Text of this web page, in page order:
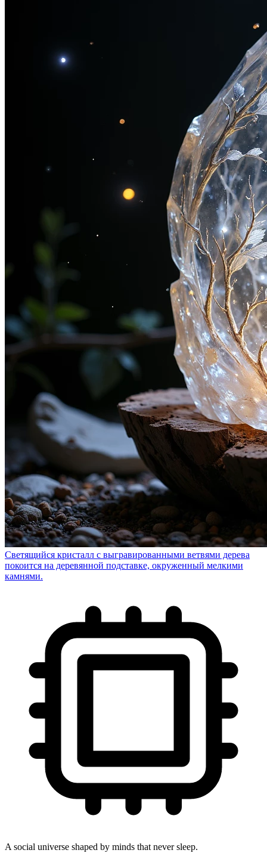
Светящийся кристалл с выгравированными ветвями дерева
покоится на деревянной подставке, окруженный мелкими
камнями.
A social universe shaped by minds that never sleep.